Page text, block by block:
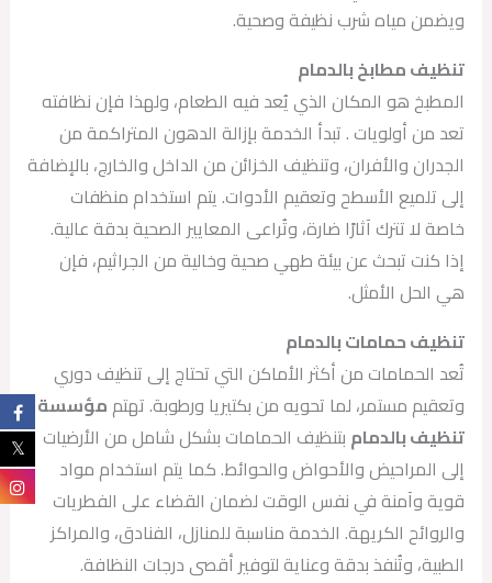
ويضمن مياه شرب نظيفة وصحية.
تنظيف مطابخ بالدمام
المطبخ هو المكان الذي يُعد فيه الطعام، ولهذا فإن نظافته
تعد من أولويات . تبدأ الخدمة بإزالة الدهون المتراكمة من
الجدران والأفران، وتنظيف الخزائن من الداخل والخارج، بالإضافة
إلى تلميع الأسطح وتعقيم الأدوات. يتم استخدام منظفات
خاصة لا تترك آثارًا ضارة، وتُراعى المعايير الصحية بدقة عالية.
إذا كنت تبحث عن بيئة طهي صحية وخالية من الجراثيم، فإن
هي الحل الأمثل.
تنظيف حمامات بالدمام
تُعد الحمامات من أكثر الأماكن التي تحتاج إلى تنظيف دوري
وتعقيم مستمر، لما تحويه من بكتيريا ورطوبة. تهتممؤسسة
تنظيف بالدمام بتنظيف الحمامات بشكل شامل من الأرضيات
إلى المراحيض والأحواض والحوائط. كما يتم استخدام مواد
قوية وآمنة في نفس الوقت لضمان القضاء على الفطريات
والروائح الكريهة. الخدمة مناسبة للمنازل، الفنادق، والمراكز
الطبية، وتُنفذ بدقة وعناية لتوفير أقصى درجات النظافة.